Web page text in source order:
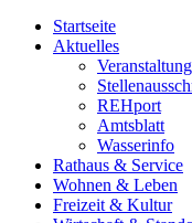
Startseite
Aktuelles
REHport
Amtsblatt
Wasserinfo
Rathaus & Service
Wohnen & Leben
Freizeit & Kultur